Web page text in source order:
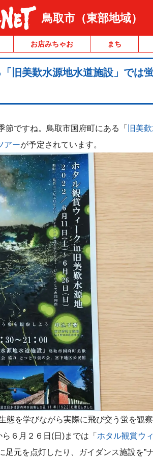
鳥取市（東部地域）
お店みちゃお まち
旧美歎水源地水道施設」では
節ですね。鳥取市国府町にある「 旧美
アーが予定されています。
態を学びながら実際に飛び交う蛍を観
６月２６日(日)までは「ホタル観賞ウ
足元を点灯したり、ガイダンス施設を”